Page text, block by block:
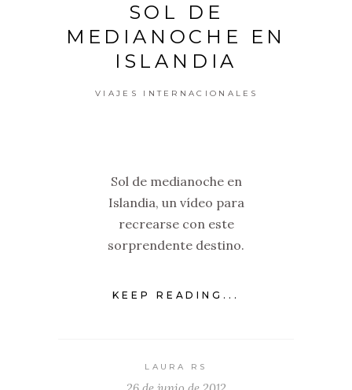
SOL DE
MEDIANOCHE EN
ISLANDIA
VIAJES INTERNACIONALES
Sol de medianoche en
Islandia, un vídeo para
recrearse con este
sorprendente destino.
KEEP READING...
LAURA RS